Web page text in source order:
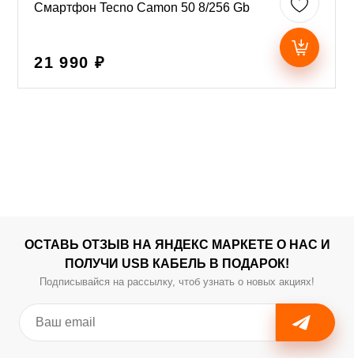
Смартфон Tecno Camon 50 8/256 Gb
21 990 ₽
ОСТАВЬ ОТЗЫВ НА ЯНДЕКС МАРКЕТЕ О НАС И
ПОЛУЧИ USB КАБЕЛЬ В ПОДАРОК!
Подписывайся на рассылку, чтоб узнать о новых акциях!